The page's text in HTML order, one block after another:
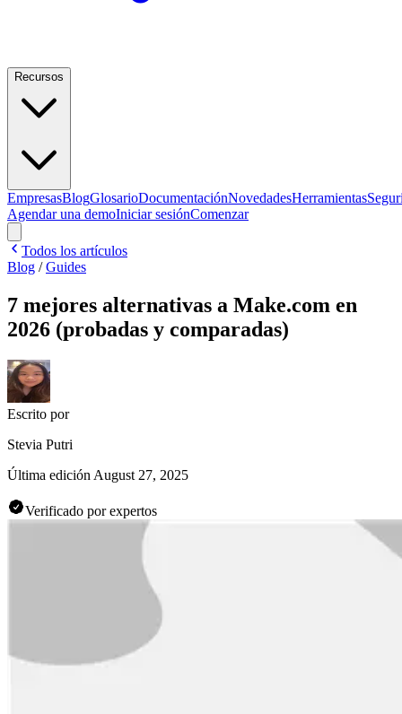
Recursos
EmpresasBlogGlosarioDocumentaciónNovedadesHerramientas
Agendar una demoIniciar sesiónComenzar
Todos los artículos
Blog /Guides
7 mejores alternativas a Make.com en
2026 (probadas y comparadas)
Escrito por
Stevia Putri
Última edición August 27, 2025
Verificado por expertos